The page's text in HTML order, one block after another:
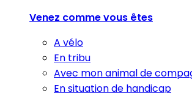
Venez comme vous êtes
A vélo
En tribu
Avec mon animal de
En situation de handicap